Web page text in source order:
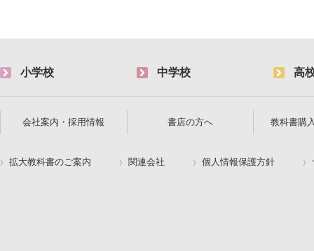
小学校 中学校 高
会社案内・採用情報 書店の方へ 教科書購
拡大教科書のご案内 関連会社 個人情報保護方針